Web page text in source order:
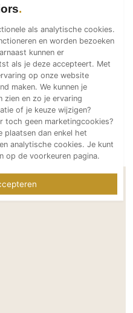
Inox
als analytische cookies.
en worden bezoeken
kunnen er
als je deze accepteert. Met
op onze website
maken. We kunnen je
zien en zo je ervaring
of je keuze wijzigen?
toch geen marketingcookies?
plaatsen dan enkel het
analytische cookies. Je kunt
op de voorkeuren pagina.